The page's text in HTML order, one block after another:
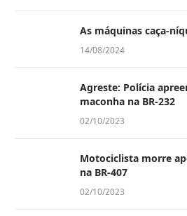
As máquinas caça-
14/08/2024
Agreste: Polícia
maconha na BR-232
02/10/2023
Motociclista morre
na BR-407
02/10/2023